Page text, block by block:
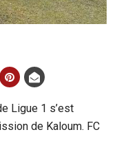
Ligue 1 s’est
de Kaloum. FC